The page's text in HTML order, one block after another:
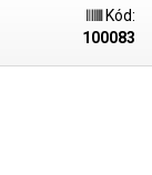
Kód:
100083